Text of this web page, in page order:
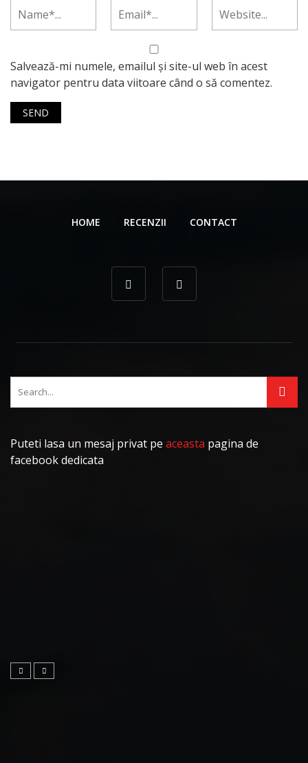
Salvează-mi numele, emailul și site-ul web în acest
navigator pentru data viitoare când o să comentez.
HOME RECENZII CONTACT
Puteti lasa un mesaj privat pe aceasta pagina de
facebook dedicata